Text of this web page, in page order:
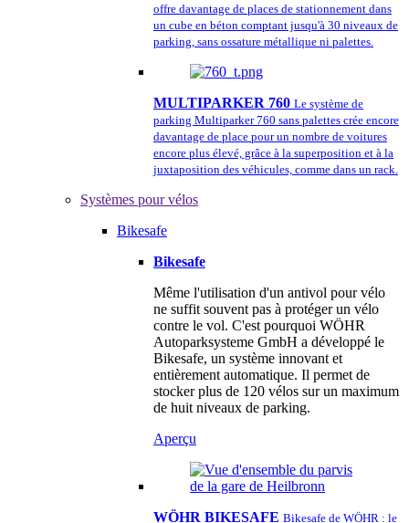
offre davantage de places de stationnement dans
un cube en béton comptant jusqu'à 30 niveaux de
parking, sans ossature métallique ni palettes.
MULTIPARKER 760 Le système de
parking Multiparker 760 sans palettes crée encore
davantage de place pour un nombre de voitures
encore plus élevé, grâce à la superposition et à la
juxtaposition des véhicules, comme dans un rack.
Systèmes pour vélos
Bikesafe
Bikesafe
Même l'utilisation d'un antivol pour vélo
ne suffit souvent pas à protéger un vélo
contre le vol. C'est pourquoi WÖHR
Autoparksysteme GmbH a développé le
Bikesafe, un système innovant et
entièrement automatique. Il permet de
stocker plus de 120 vélos sur un maximum
de huit niveaux de parking.
Aperçu
WÖHR BIKESAFE Bikesafe de WÖHR : le